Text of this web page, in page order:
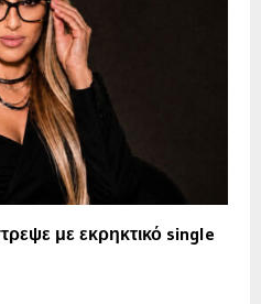
με εκρηκτικό single